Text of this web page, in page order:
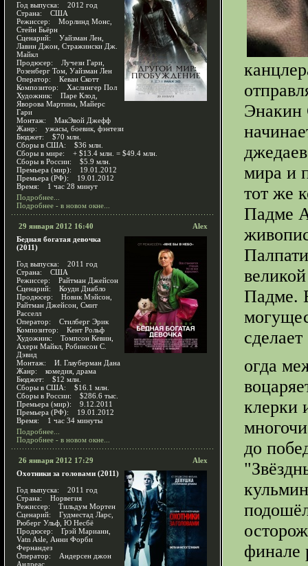
Год выпуска: 2012 год
Страна: США
Режиссер: Морлинд Монс,
Стейн Бьёрн
Сценарий: Уайзман Лен,
Лавин Джон, Стражински Дж.
Майкл
Продюсер: Лучези Гари,
Розенберг Том, Уайзман Лен
Оператор: Кеван Скотт
Композитор: Хаслингер Пол
Художник: Паре Клод,
Яворова Мартина, Майерс
Гари
Монтаж: МакЭвой Джефф
Жанр: ужасы, боевик, фэнтези
Бюджет: $70 млн.
Сборы в США: $36 млн.
Сборы в мире: + $13.4 млн. = $49.4 млн.
Сборы в России: $5.9 млн.
Премьера (мир): 19.01.2012
Премьера (РФ): 19.01.2012
Время: 1 час 28 минут
Подробнее...
Подробнее - в новом окне...
29 января 2012 16:40
Alex
Бедная богатая девочка
(2011)
Год выпуска: 2011 год
Страна: США
Режиссер: Райтман Джейсон
Сценарий: Коуди Диабло
Продюсер: Новик Мэйсон,
Райтман Джейсон, Смит
Расселл
Оператор: Стилберг Эрик
Композитор: Кент Рольф
Художник: Томпсон Кевин,
Ахерн Майкл, Робинсон С.
Дэвид
Монтаж: И. Глауберман Дана
Жанр: комедия, драма
Бюджет: $12 млн.
Сборы в США: $16.1 млн.
Сборы в России: $286.6 тыс.
Премьера (мир): 9.12.2011
Премьера (РФ): 19.01.2012
Время: 1 час 34 минуты
Подробнее...
Подробнее - в новом окне...
26 января 2012 17:29
Alex
Охотники за головами (2011)
Год выпуска: 2011 год
Страна: Норвегия
Режиссер: Тильдум Мортен
Сценарий: Гудместад Ларс,
Рюберг Ульф, Ю Несбё
Продюсер: Грэй Марианн,
Vatn Asle, Анни Форби
Фернандез
Оператор: Андерсен джон
Андреас
Энакин
мира и
тот же
Падме
Падме.
огда
клерки
до
финале